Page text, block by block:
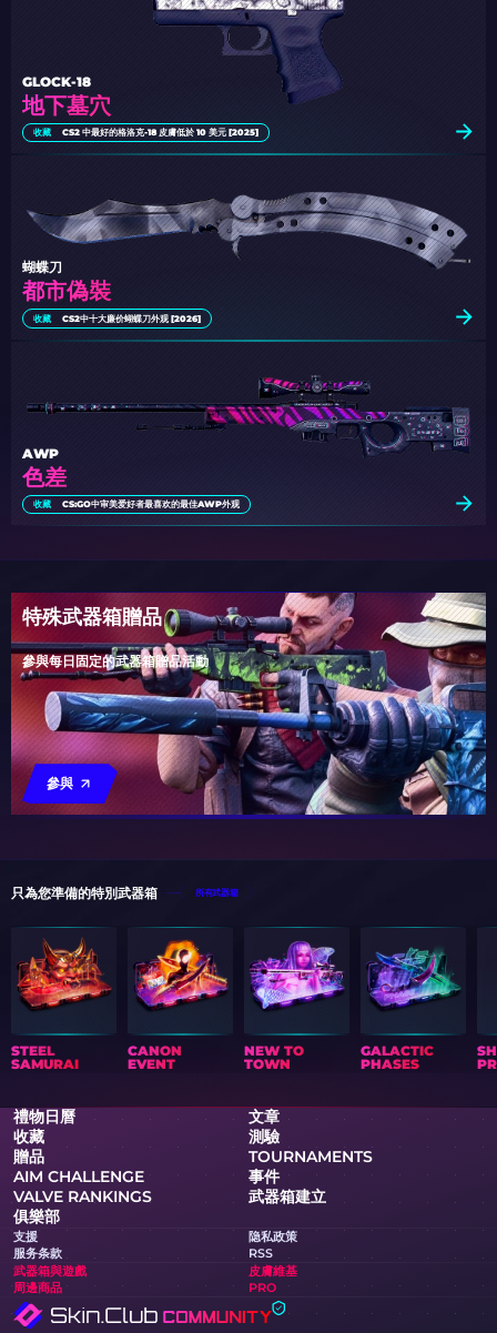
地下墓穴
GLOCK-18
收藏 CS2 中最好的格洛克-18 皮膚低於 10 美元 [2025]
都市偽裝
蝴蝶刀
收藏 CS2中十大廉价蝴蝶刀外观 [2026]
色差
AWP
收藏 CS:GO中审美爱好者最喜欢的最佳AWP外观
特殊武器箱贈品
參與每日固定的武器箱贈品活動
參與
只為您準備的特別武器箱 所有武器箱
STEEL
SAMURAI
CANON
EVENT
NEW TO
TOWN
GALACTIC
PHASES
禮物日曆
文章
收藏
測驗
贈品
TOURNAMENTS
AIM CHALLENGE
事件
VALVE RANKINGS
武器箱建立
俱樂部
支援
隐私政策
服务条款
RSS
武器箱與遊戲
皮膚維基
周邊商品
PRO